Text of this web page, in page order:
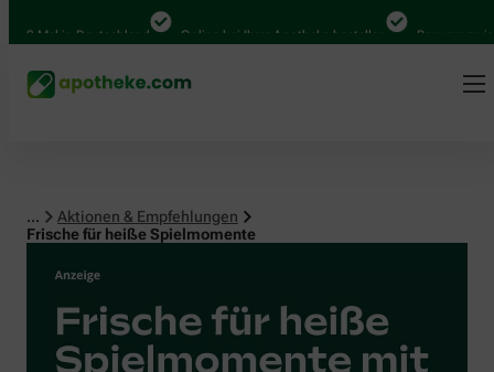
in Deutschland Online bei Ihrer Apotheke bestellen Bequem
...
Aktionen & Empfehlungen
Frische für heiße Spielmomente